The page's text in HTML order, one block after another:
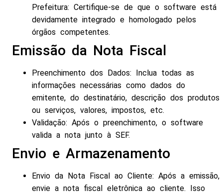
Prefeitura: Certifique-se de que o software está
devidamente integrado e homologado pelos
órgãos competentes.
Emissão da Nota Fiscal
Preenchimento dos Dados: Inclua todas as
informações necessárias como dados do
emitente, do destinatário, descrição dos produtos
ou serviços, valores, impostos, etc.
Validação: Após o preenchimento, o software
valida a nota junto à SEF.
Envio e Armazenamento
Envio da Nota Fiscal ao Cliente: Após a emissão,
envie a nota fiscal eletrônica ao cliente. Isso